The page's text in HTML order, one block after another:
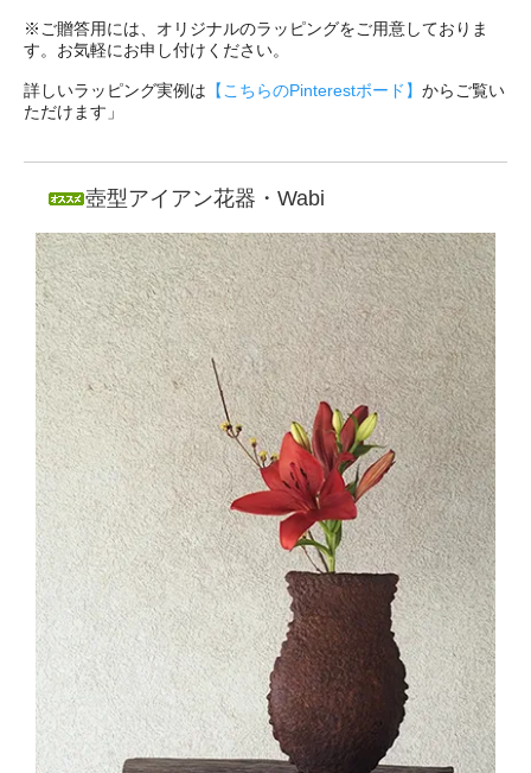
※ご贈答用には、オリジナルのラッピングをご用意しておりま
す。お気軽にお申し付けください。
詳しいラッピング実例は 【こちらのPinterestボード】 からご覧い
ただけます」
壺型アイアン花器・Wabi